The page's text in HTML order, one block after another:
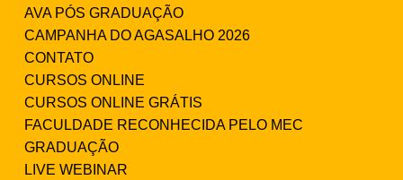
AVA PÓS GRADUAÇÃO
CAMPANHA DO AGASALHO 2026
CONTATO
CURSOS ONLINE
CURSOS ONLINE GRÁTIS
FACULDADE RECONHECIDA PELO MEC
GRADUAÇÃO
LIVE WEBINAR